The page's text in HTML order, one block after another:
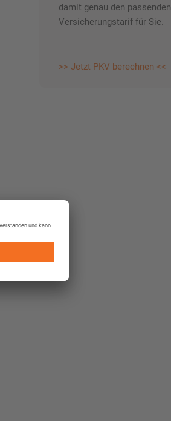
damit genau den passenden
Versicherungstarif für Sie.
>> Jetzt PKV berechnen <<